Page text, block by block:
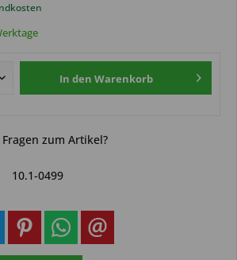
In den Warenkorb
Fragen zum Artikel?
10.1-0499